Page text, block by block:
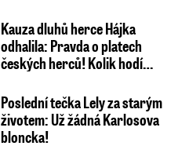
Kauza dluhů herce Hájka
odhalila: Pravda o platech
českých herců! Kolik hodí…
Poslední tečka Lely za starým
životem: Už žádná Karlosova
bloncka!